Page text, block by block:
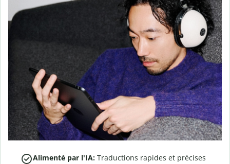
Alimenté par l'IA: Traductions rapides et précises